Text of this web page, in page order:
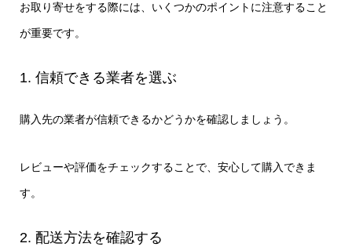
お取り寄せをする際には、いくつかのポイントに注意すること
が重要です。
1. 信頼できる業者を選ぶ
購入先の業者が信頼できるかどうかを確認しましょう。
レビューや評価をチェックすることで、安心して購入できま
す。
2. 配送方法を確認する